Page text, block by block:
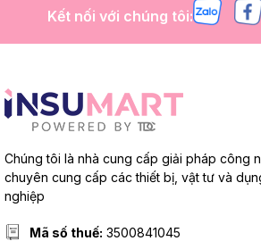
Kết nối với chúng tôi:
Chúng tôi là nhà cung cấp giải pháp công
chuyên cung cấp các thiết bị, vật tư và
nghiệp
Mã số thuế: 3500841045